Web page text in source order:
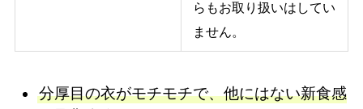
らもお取り扱いはしてい
ません。
分厚目の衣がモチモチで、他にはない新食感